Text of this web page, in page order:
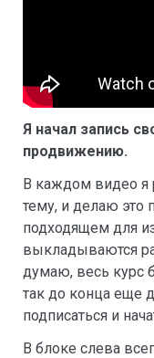
Я начал запись
продвижению.
В каждом видео я
тему, и делаю это
подходящем для
выкладываются
думаю, весь курс
так до конца еще
подписаться и
В блоке слева